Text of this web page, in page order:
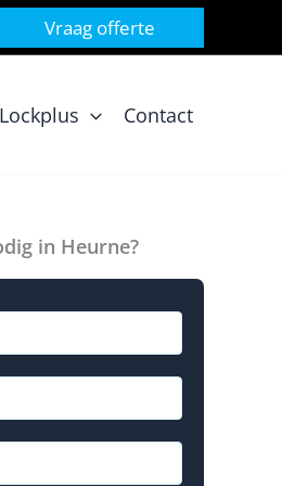
Vraag offerte
Contact
in Heurne?